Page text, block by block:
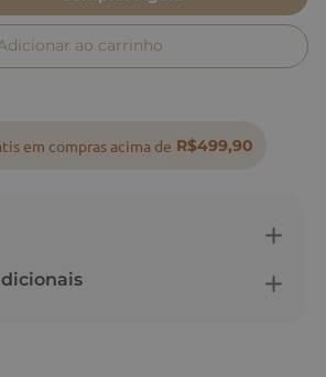
ao carrinho
em compras acima de R$499,90